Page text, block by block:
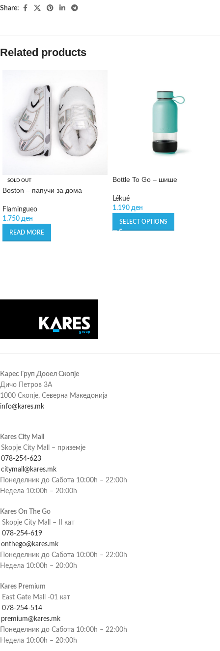
Share:
Related products
SOLD OUT
Boston – папучи за дома
Flamingueo
1.750 ден
READ MORE
Bottle To Go – шише
Lékué
1.190 ден
SELECT OPTIONS
Карес Груп Дооел Скопје
Дичо Петров 3А
1000 Скопје, Северна Македонија
info@kares.mk
Kares City Mall
Skopje City Mall – приземје
078-254-623
citymall@kares.mk
Понеделник до Сабота 10:00h – 22:00h
Недела 10:00h – 20:00h
Kares On The Go
Skopje City Mall – II кат
078-254-619
onthego@kares.mk
Понеделник до Сабота 10:00h – 22:00h
Недела 10:00h – 20:00h
Kares Premium
East Gate Mall -01 кат
078-254-514
premium@kares.mk
Понеделник до Сабота 10:00h – 22:00h
Недела 10:00h – 20:00h